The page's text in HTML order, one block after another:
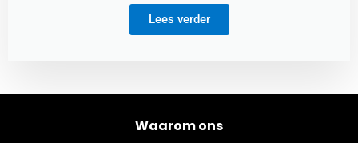
Lees verder
Waarom ons